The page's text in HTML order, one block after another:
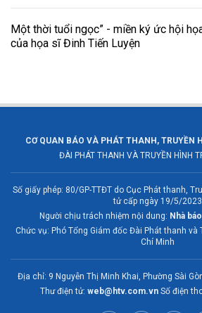
Một thời tuổi ngọc” - miền ký ức hội
của họa sĩ Đinh Tiến Luyện
CƠ QUAN BÁO VÀ PHÁT THANH, TRUYỀN
ĐÀI PHÁT THANH VÀ TRUYỀN HÌNH
Số giấy phép: 80/GP-TTĐT do Cục Phát thanh,
tử cấp ngày 19/5/2023
Người chịu trách nhiệm nội dung: Nhà
Chức vụ: Phó Tổng Giám đốc Đài Phát thanh và
Chí Minh
Địa chỉ: 9 Nguyễn Thị Minh Khai, Phường Sài
Thư điện tử: web@htv.com.vn Số điện